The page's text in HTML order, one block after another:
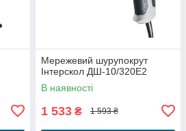
Мережевий шурупокрут
Інтерскол ДШ-10/320Е2
В наявності
1 533 ₴ 1 593 ₴